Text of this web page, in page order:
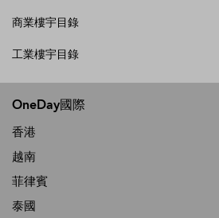
商業樓宇目錄
工業樓宇目錄
OneDay國際
香港
越南
菲律賓
泰國